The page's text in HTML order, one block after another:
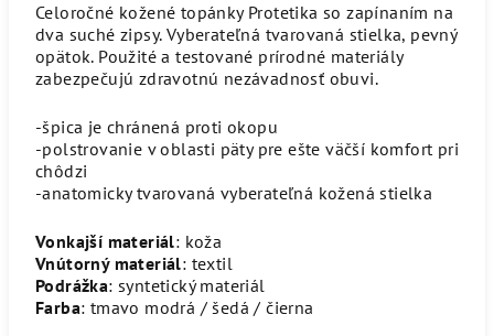
Celoročné kožené topánky Protetika so zapínaním na
dva suché zipsy. Vyberateľná tvarovaná stielka, pevný
opätok. Použité a testované prírodné materiály
zabezpečujú zdravotnú nezávadnosť obuvi.
-špica je chránená proti okopu
-polstrovanie v oblasti päty pre ešte väčší komfort pri
chôdzi
-anatomicky tvarovaná vyberateľná kožená stielka
Vonkajší materiál: koža
Vnútorný materiál: textil
Podrážka: syntetický materiál
Farba: tmavo modrá / šedá / čierna